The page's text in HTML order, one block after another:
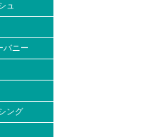
ュ
バニー
ング